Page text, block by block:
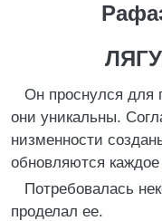
Он проснулся для
они уникальны.
низменности
обновляются каждое
Потребовалась
проделал ее.